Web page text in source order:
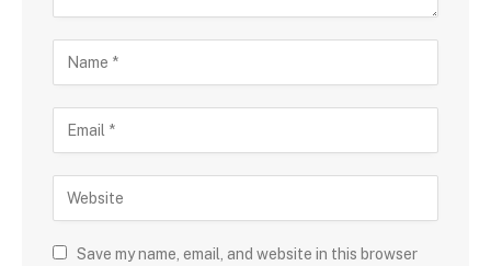
Save my name, email, and website in this browser